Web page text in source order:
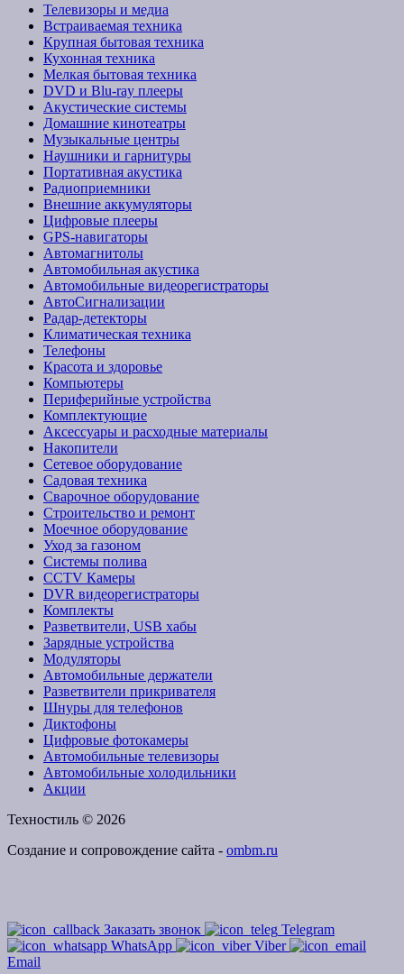
Телевизоры и медиа
Встраиваемая техника
Крупная бытовая техника
Кухонная техника
Мелкая бытовая техника
DVD и Blu-ray плееры
Акустические системы
Домашние кинотеатры
Музыкальные центры
Наушники и гарнитуры
Портативная акустика
Радиоприемники
Внешние аккумуляторы
Цифровые плееры
GPS-навигаторы
Автомагнитолы
Автомобильная акустика
Автомобильные видеорегистраторы
АвтоСигнализации
Радар-детекторы
Климатическая техника
Телефоны
Красота и здоровье
Компьютеры
Периферийные устройства
Комплектующие
Аксессуары и расходные материалы
Накопители
Сетевое оборудование
Садовая техника
Сварочное оборудование
Строительство и ремонт
Моечное оборудование
Уход за газоном
Системы полива
CCTV Камеры
DVR видеорегистраторы
Комплекты
Разветвители, USB хабы
Зарядные устройства
Модуляторы
Автомобильные держатели
Разветвители прикривателя
Шнуры для телефонов
Диктофоны
Цифровые фотокамеры
Автомобильные телевизоры
Автомобильные холодильники
Акции
Техностиль © 2026
Создание и сопровождение сайта - ombm.ru
Заказать звонок
Telegram
WhatsApp
Viber
Email